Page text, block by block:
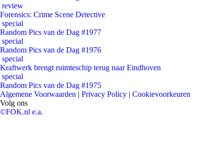
review
Forensics: Crime Scene Detective
special
Random Pics van de Dag #1977
special
Random Pics van de Dag #1976
special
Kraftwerk brengt ruimteschip terug naar Eindhoven
special
Random Pics van de Dag #1975
Algemene Voorwaarden | Privacy Policy | Cookievoorkeuren
Volg ons
©FOK.nl e.a.